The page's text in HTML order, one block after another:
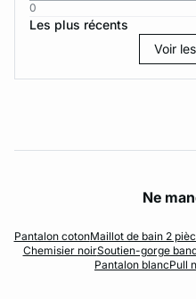
0
Les plus récents
Voir
Ne
Pantalon cotonMaillot de bain 2
Chemisier noirSoutien-gorge
Pantalon blancPull